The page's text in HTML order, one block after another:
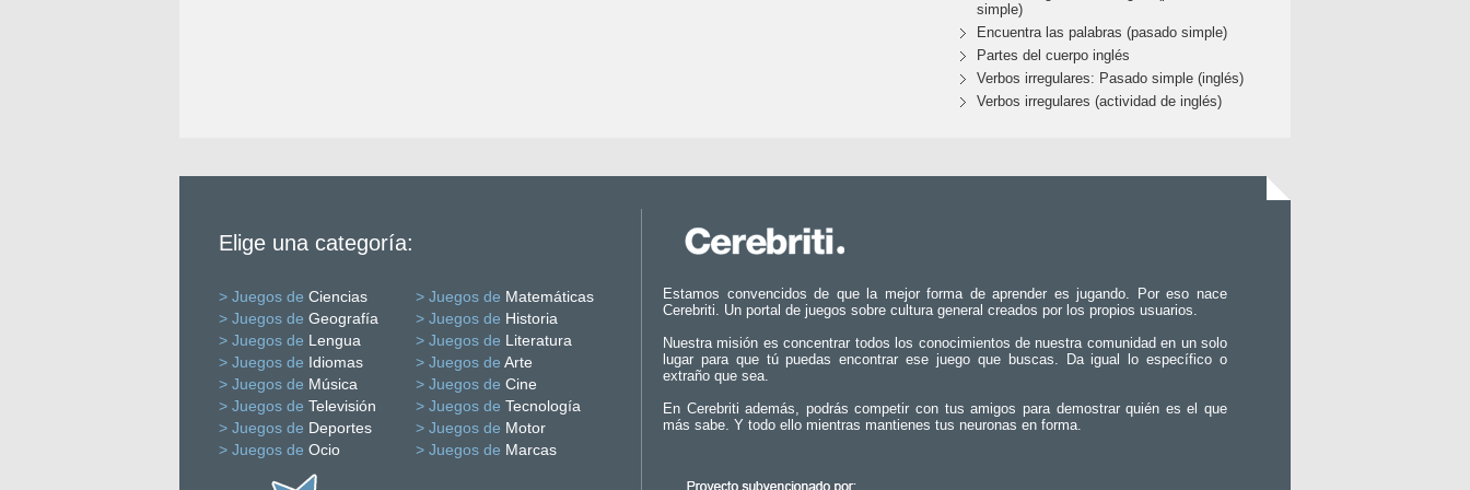
simple)
Encuentra las palabras (pasado simple)
Partes del cuerpo inglés
Verbos irregulares: Pasado simple (inglés)
Verbos irregulares (actividad de inglés)
Elige una categoría:
> Juegos de Ciencias > Juegos de Matemáticas
> Juegos de Geografía > Juegos de Historia
> Juegos de Lengua > Juegos de Literatura
> Juegos de Idiomas > Juegos de Arte
> Juegos de Música > Juegos de Cine
> Juegos de Televisión > Juegos de Tecnología
> Juegos de Deportes > Juegos de Motor
> Juegos de Ocio > Juegos de Marcas
Estamos convencidos de que la mejor forma de aprender es jugando. Por eso nace
Cerebriti. Un portal de juegos sobre cultura general creados por los propios usuarios.
Nuestra misión es concentrar todos los conocimientos de nuestra comunidad en un solo
lugar para que tú puedas encontrar ese juego que buscas. Da igual lo específico o
extraño que sea.
En Cerebriti además, podrás competir con tus amigos para demostrar quién es el que
más sabe. Y todo ello mientras mantienes tus neuronas en forma.